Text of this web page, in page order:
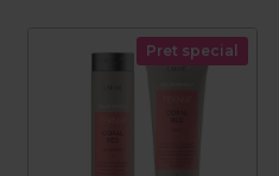
Pret special